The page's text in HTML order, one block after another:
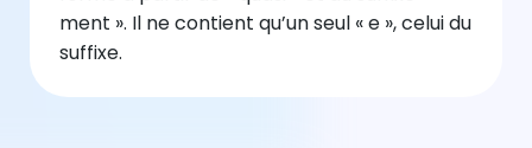
ment ». Il ne contient qu’un seul « e », celui du
suffixe.